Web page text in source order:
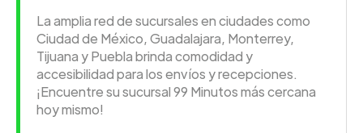
La amplia red de sucursales en ciudades como
Ciudad de México, Guadalajara, Monterrey,
Tijuana y Puebla brinda comodidad y
accesibilidad para los envíos y recepciones.
¡Encuentre su sucursal 99 Minutos más cercana
hoy mismo!